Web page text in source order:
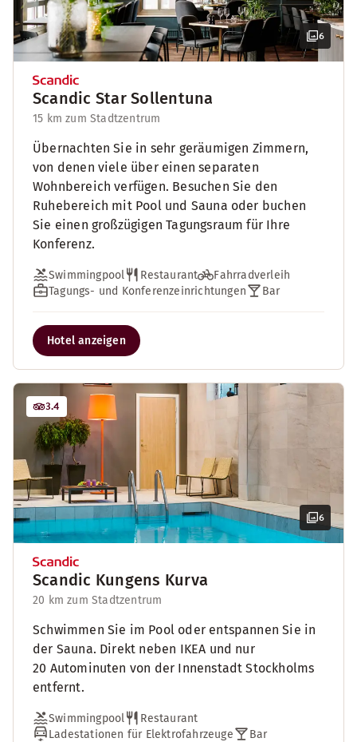
6
Scandic Star Sollentuna
15 km zum Stadtzentrum
Übernachten Sie in sehr geräumigen Zimmern,
von denen viele über einen separaten
Wohnbereich verfügen. Besuchen Sie den
Ruhebereich mit Pool und Sauna oder buchen
Sie einen großzügigen Tagungsraum für Ihre
Konferenz.
Swimmingpool Restaurant
Fahrradverleih
Tagungs- und Konferenzeinrichtungen
Bar
Hotel anzeigen
6
3.4
Scandic Kungens Kurva
20 km zum Stadtzentrum
Schwimmen Sie im Pool oder entspannen Sie in
der Sauna. Direkt neben IKEA und nur
20 Autominuten von der Innenstadt Stockholms
entfernt.
Swimmingpool
Restaurant
Ladestationen für Elektrofahrzeuge
Bar